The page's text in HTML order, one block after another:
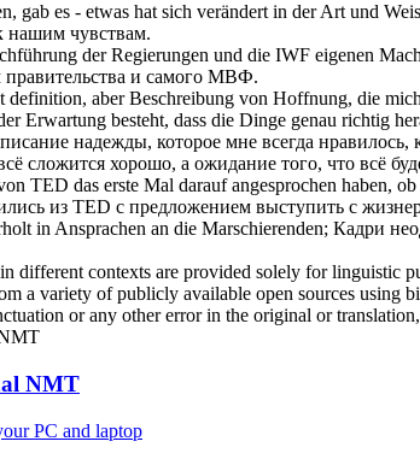
gab es - etwas hat sich verändert in der Art und
нашим чувствам.
der Regierungen und die IWF eigenen
правительства и самого МВФ.
definition, aber Beschreibung von Hoffnung, die
Erwartung besteht, dass die Dinge genau richtig
надежды, которое мне всегда нравилось,
сложится хорошо, а ожидание того, что всё
TED das erste Mal daraufangesprochen haben,
из TED с предложением выступить с
in Ansprachen an die Marschierenden; Кадри
different contexts are provided solely for linguistic
a variety of publicly available open sources using
or any other error in the original or
NMT
PC and laptop